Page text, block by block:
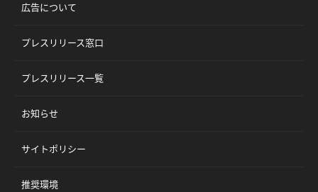
広告について
プレスリリース窓口
プレスリリース一覧
お知らせ
サイトポリシー
推奨環境